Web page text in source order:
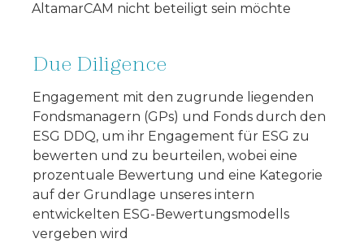
AltamarCAM nicht beteiligt sein möchte
Due Diligence
Engagement mit den zugrunde liegenden
Fondsmanagern (GPs) und Fonds durch den
ESG DDQ, um ihr Engagement für ESG zu
bewerten und zu beurteilen, wobei eine
prozentuale Bewertung und eine Kategorie
auf der Grundlage unseres intern
entwickelten ESG-Bewertungsmodells
vergeben wird